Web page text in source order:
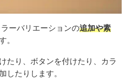
ーバリエーションの追加や素
。
たり、ボタンを付けたり、カラ
したりします。